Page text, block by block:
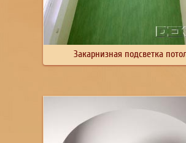
Закарнизная подсветка